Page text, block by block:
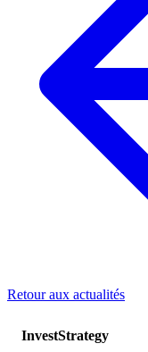
Retour aux actualités
InvestStrategy